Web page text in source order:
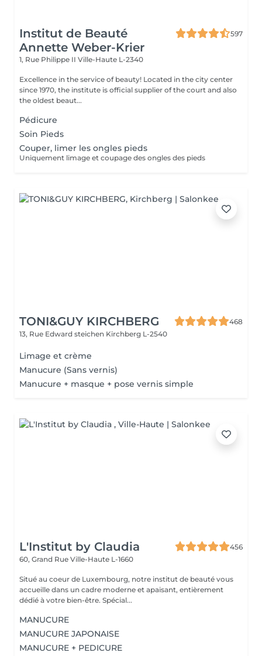
Institut de Beauté
Annette Weber-Krier
597
1, Rue Philippe II Ville-Haute L-2340
Excellence in the service of beauty! Located in the city center
since 1970, the institute is official supplier of the court and also
the oldest beaut...
Pédicure
Soin Pieds
Couper, limer les ongles pieds
Uniquement limage et coupage des ongles des pieds
TONI&GUY KIRCHBERG
468
13, Rue Edward steichen Kirchberg L-2540
Limage et crème
Manucure (Sans vernis)
Manucure + masque + pose vernis simple
L'Institut by Claudia
456
60, Grand Rue Ville-Haute L-1660
Situé au coeur de Luxembourg, notre institut de beauté vous
accueille dans un cadre moderne et apaisant, entièrement
dédié à votre bien-être. Spécial...
MANUCURE
MANUCURE JAPONAISE
MANUCURE + PEDICURE